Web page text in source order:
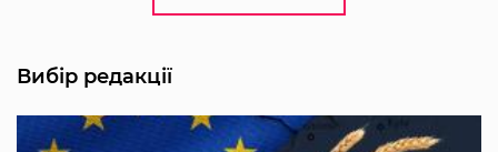
Вибір редакції